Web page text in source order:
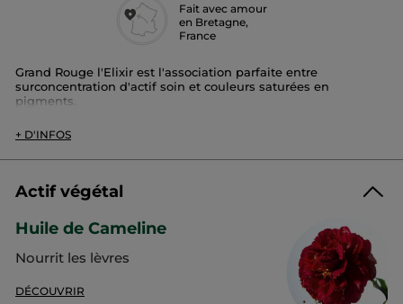
Fait avec amour
en Bretagne,
France
Grand Rouge l'Elixir est l'association parfaite entre
surconcentration d'actif soin et couleurs saturées en
pigments.
assure des lèvres douces et confortables parées d'une
couleur mate, ultra-pigmentée, pour un résultat ultra longue
tenue qui dure jusqu'à 12h.*
Efficacité constatée :
96% des femmes trouvent que la couleur sur leurs lèvres est
- Formulé sans carmin de cochenille
Testé sous contrôle dermatologique
+ D'INFOS
Actif végétal
Huile de Cameline
Nourrit les lèvres
DÉCOUVRIR